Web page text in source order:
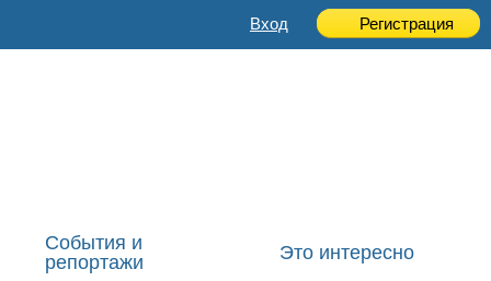
Вход Регистрация
События и
репортажи
Это интересно